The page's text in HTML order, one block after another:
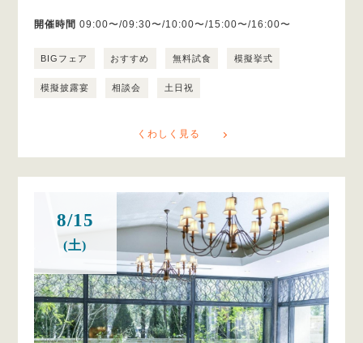
開催時間 09:00〜/09:30〜/10:00〜/15:00〜/16:00〜
BIGフェア おすすめ 無料試食 模擬挙式
模擬披露宴 相談会 土日祝
くわしく見る
8/15
(土)